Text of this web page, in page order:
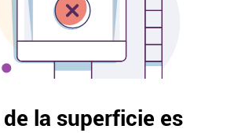
la superficie es